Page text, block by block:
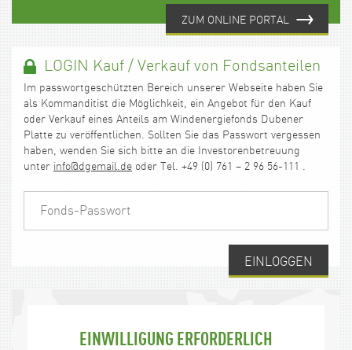
ZUM ONLINE PORTAL
LOGIN Kauf / Verkauf von Fondsanteilen
Im passwortgeschützten Bereich unserer Webseite haben Sie
als Kommanditist die Möglichkeit, ein Angebot für den Kauf
oder Verkauf eines Anteils am Windenergiefonds Dubener
Platte zu veröffentlichen. Sollten Sie das Passwort vergessen
haben, wenden Sie sich bitte an die Investorenbetreuung
unter info@dgemail.de oder Tel. +49 (0) 761 – 2 96 56-111 .
EINWILLIGUNG ERFORDERLICH